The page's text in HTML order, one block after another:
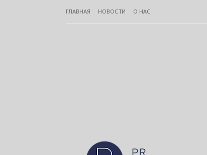
ГЛАВНАЯ НОВОСТИ О НАС